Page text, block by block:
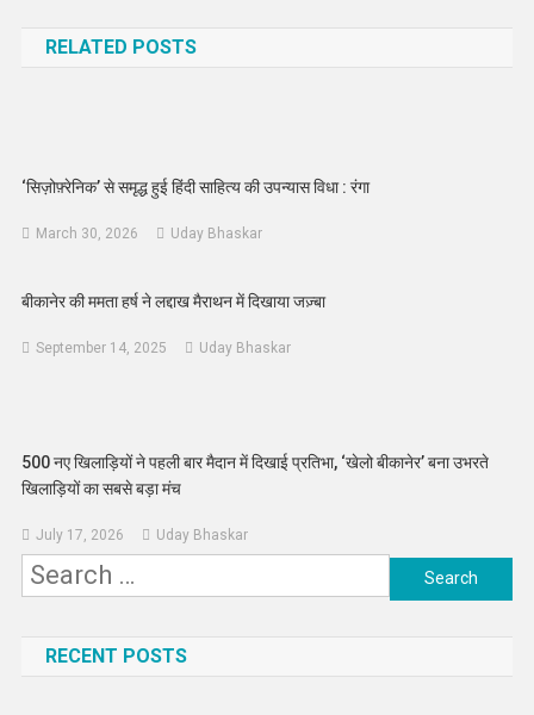
RELATED POSTS
‘सिज़ोफ़्रेनिक’ से समृद्ध हुई हिंदी साहित्य की उपन्यास विधा : रंगा
March 30, 2026 Uday Bhaskar
बीकानेर की ममता हर्ष ने लद्दाख मैराथन में दिखाया जज़्बा
September 14, 2025 Uday Bhaskar
500 नए खिलाड़ियों ने पहली बार मैदान में दिखाई प्रतिभा, ‘खेलो बीकानेर’ बना उभरते
खिलाड़ियों का सबसे बड़ा मंच
July 17, 2026 Uday Bhaskar
Search
RECENT POSTS